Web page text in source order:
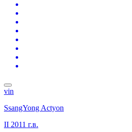
vin
SsangYong Actyon
II 2011 г.в.